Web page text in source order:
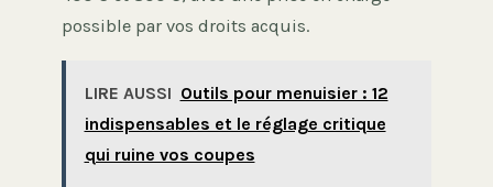
possible par vos droits acquis.
LIRE AUSSI Outils pour menuisier : 12
indispensables et le réglage critique
qui ruine vos coupes